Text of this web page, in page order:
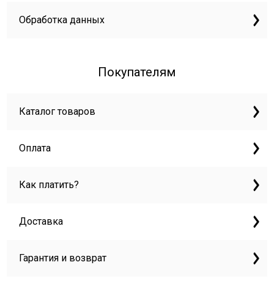
Обработка данных
Покупателям
Каталог товаров
Оплата
Как платить?
Доставка
Гарантия и возврат